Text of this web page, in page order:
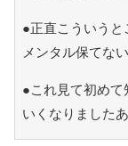
●正直こういう
メンタル保てな
●これ見て初め
いくなりました